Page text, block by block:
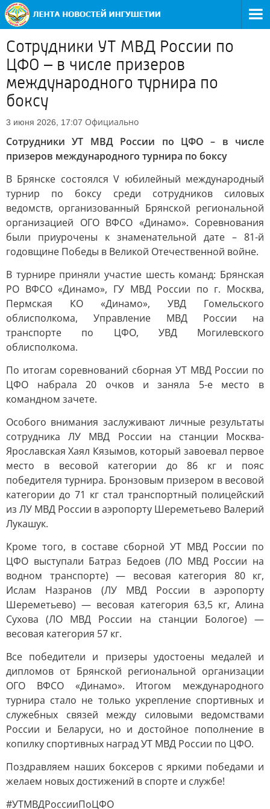
Сотрудники УТ МВД России по
ЦФО – в числе призеров
международного турнира по
боксу
3 июня 2026, 17:07 Официально
Сотрудники УТ МВД России по ЦФО – в числе
призеров международного турнира по боксу
В Брянске состоялся V юбилейный международный
турнир по боксу среди сотрудников силовых
ведомств, организованный Брянской региональной
организацией ОГО ВФСО «Динамо». Соревнования
были приурочены к знаменательной дате – 81-й
годовщине Победы в Великой Отечественной войне.
В турнире приняли участие шесть команд: Брянская
РО ВФСО «Динамо», ГУ МВД России по г. Москва,
Пермская КО «Динамо», УВД Гомельского
облисполкома, Управление МВД России на
транспорте по ЦФО, УВД Могилевского
облисполкома.
По итогам соревнований сборная УТ МВД России по
ЦФО набрала 20 очков и заняла 5-е место в
командном зачете.
Особого внимания заслуживают личные результаты
сотрудника ЛУ МВД России на станции Москва-
Ярославская Хаял Кязымов, который завоевал первое
место в весовой категории до 86 кг и пояс
победителя турнира. Бронзовым призером в весовой
категории до 71 кг стал транспортный полицейский
из ЛУ МВД России в аэропорту Шереметьево Валерий
Лукашук.
Кроме того, в составе сборной УТ МВД России по
ЦФО выступали Батраз Бедоев (ЛО МВД России на
водном транспорте) — весовая категория 80 кг,
Ислам Назранов (ЛУ МВД России в аэропорту
Шереметьево) — весовая категория 63,5 кг, Алина
Сухова (ЛО МВД России на станции Бологое) —
весовая категория 57 кг.
Все победители и призеры удостоены медалей и
дипломов от Брянской региональной организации
ОГО ВФСО «Динамо». Итогом международного
турнира стало не только укрепление спортивных и
служебных связей между силовыми ведомствами
России и Беларуси, но и достойное пополнение в
копилку спортивных наград УТ МВД России по ЦФО.
Поздравляем наших боксеров с яркими победами и
желаем новых достижений в спорте и службе!
#УТМВДРоссииПоЦФО